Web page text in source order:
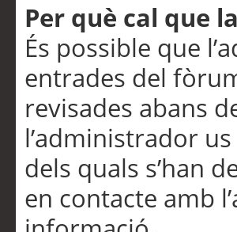
Per què cal que
És possible que
entrades del
revisades abans
l’administrador
dels quals s’han
en contacte amb